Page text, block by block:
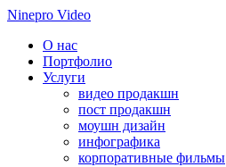
Ninepro Video
О нас
Портфолио
Услуги
видео продакшн
пост продакшн
моушн дизайн
инфографика
корпоративные фильмы